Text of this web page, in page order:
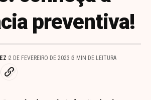
preventiva!
2 DE FEVEREIRO DE 2023 3 MIN DE LEITURA